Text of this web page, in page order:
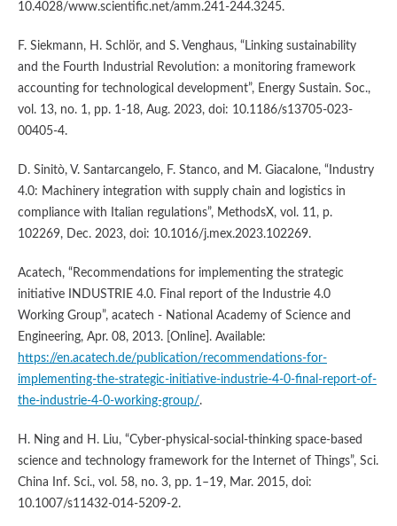
10.4028/www.scientific.net/amm.241-244.3245.
F. Siekmann, H. Schlör, and S. Venghaus, “Linking sustainability
and the Fourth Industrial Revolution: a monitoring framework
accounting for technological development”, Energy Sustain. Soc.,
vol. 13, no. 1, pp. 1-18, Aug. 2023, doi: 10.1186/s13705-023-
00405-4.
D. Sinitò, V. Santarcangelo, F. Stanco, and M. Giacalone, “Industry
4.0: Machinery integration with supply chain and logistics in
compliance with Italian regulations”, MethodsX, vol. 11, p.
102269, Dec. 2023, doi: 10.1016/j.mex.2023.102269.
Acatech, “Recommendations for implementing the strategic
initiative INDUSTRIE 4.0. Final report of the Industrie 4.0
Working Group”, acatech - National Academy of Science and
Engineering, Apr. 08, 2013. [Online]. Available:
https://en.acatech.de/publication/recommendations-for-
implementing-the-strategic-initiative-industrie-4-0-final-report-of-
the-industrie-4-0-working-group/.
H. Ning and H. Liu, “Cyber-physical-social-thinking space-based
science and technology framework for the Internet of Things”, Sci.
China Inf. Sci., vol. 58, no. 3, pp. 1–19, Mar. 2015, doi:
10.1007/s11432-014-5209-2.